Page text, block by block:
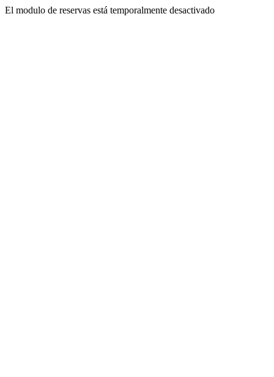
El modulo de reservas está temporalmente desactivado